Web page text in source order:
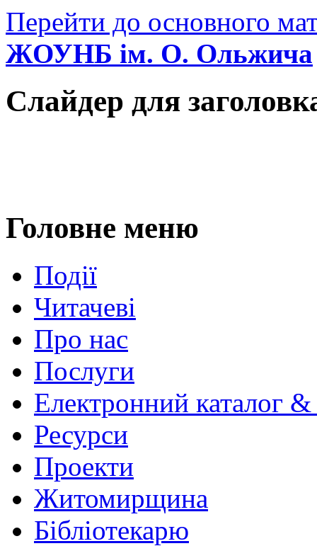
Перейти до основного
ЖОУНБ ім. О. Ольжича
Слайдер для
Головне меню
Події
Читачеві
Про нас
Послуги
Електронний каталог
Ресурси
Проекти
Житомирщина
Бібліотекарю